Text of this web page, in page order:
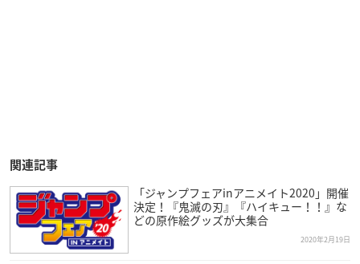
関連記事
「ジャンプフェアinアニメイト2020」開催
決定！『鬼滅の刃』『ハイキュー！！』な
どの原作絵グッズが大集合
2020年2月19日